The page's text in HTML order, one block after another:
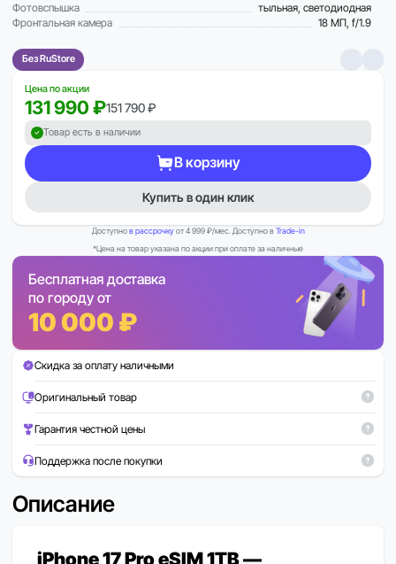
Фотовспышка
тыльная, светодиодная
Фронтальная камера
18 МП, f/1.9
Без RuStore
Цена по акции
131 990 ₽151 790 ₽
Товар есть в наличии
В корзину
Купить в один клик
Доступнов рассрочкуот 4 999 ₽/мес. Доступно вTrade-in
*Цена на товар указана по акции при оплате за наличные
Бесплатная доставка
по городу от
10 000 ₽
Скидка за оплату наличными
Оригинальный товар
Гарантия честной цены
Поддержка после покупки
Описание
iPhone 17 Pro eSIM 1TB —